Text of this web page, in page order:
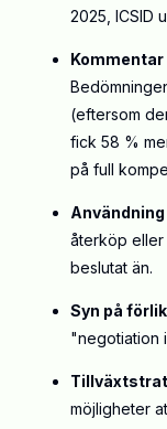
2025, ICSID
(eftersom
fick 58 %
på full
återköp eller
beslutat än.
Syn på
"negotiation
möjligheter